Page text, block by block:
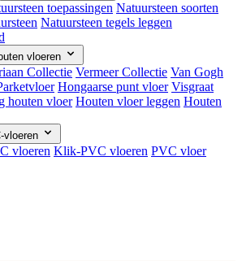
toepassingen Natuursteen soorten
Natuursteen tegels leggen
vloeren
Collectie Vermeer Collectie Van Gogh
Hongaarse punt vloer Visgraat
houten vloer Houten vloer leggen Houten
vloeren
vloeren Klik-PVC vloeren PVC vloer